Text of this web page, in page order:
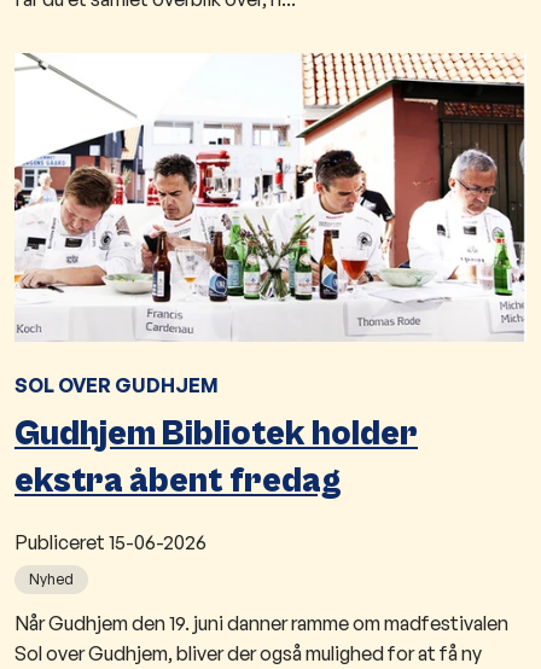
SOL OVER GUDHJEM
Gudhjem Bibliotek holder
ekstra åbent fredag
Publiceret 15-06-2026
Nyhed
Når Gudhjem den 19. juni danner ramme om madfestivalen
Sol over Gudhjem, bliver der også mulighed for at få ny